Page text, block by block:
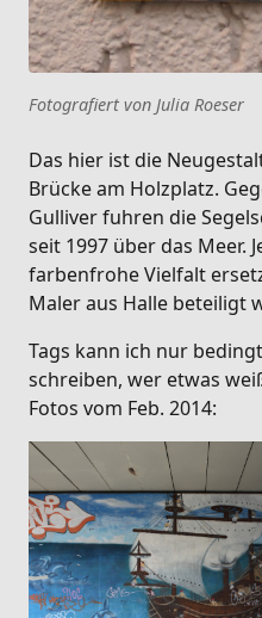
Fotografiert von Julia Roeser
Das hier ist die
Brücke am Holzplatz.
Gulliver fuhren die
seit 1997 über das Meer.
farbenfrohe Vielfalt
Maler aus Halle beteiligt
Tags kann ich nur
schreiben, wer etwas
Fotos vom Feb. 2014: